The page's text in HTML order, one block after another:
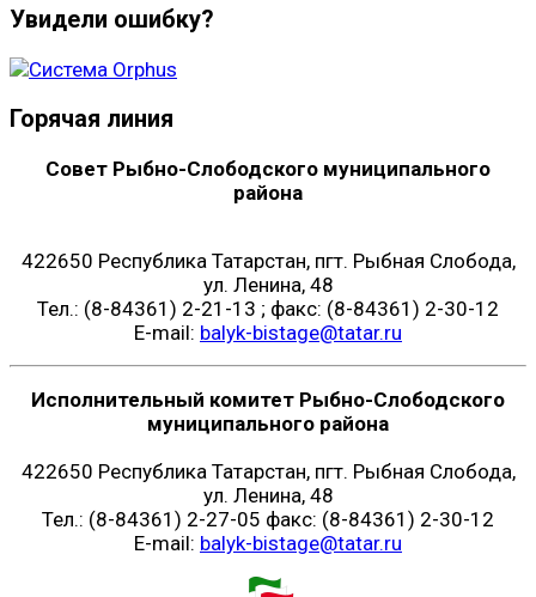
Увидели ошибку?
Горячая линия
Совет Рыбно-Слободского муниципального
района
422650 Республика Татарстан, пгт. Рыбная Слобода,
ул. Ленина, 48
Тел.: (8-84361) 2-21-13 ; факс: (8-84361) 2-30-12
E-mail: balyk-bistage@tatar.ru
Исполнительный комитет Рыбно-Слободского
муниципального района
422650 Республика Татарстан, пгт. Рыбная Слобода,
ул. Ленина, 48
Тел.: (8-84361) 2-27-05 факс: (8-84361) 2-30-12
E-mail: balyk-bistage@tatar.ru